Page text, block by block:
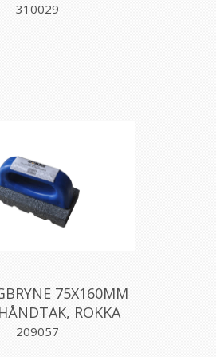
310029
75X160MM
ROKKA
209057